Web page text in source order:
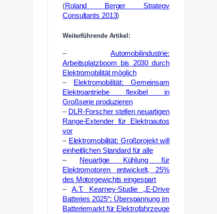
(Roland Berger Strategy
Consultants 2013)
Weiterführende Artikel:
– Automobilindustrie:
Arbeitsplatzboom bis 2030 durch
Elektromobilität möglich
–
Elektromobilität: Gemeinsam
Elektroantriebe flexibel in
Großserie produzieren
– DLR-Forscher stellen neuartigen
Range-Extender für Elektroautos
vor
– Elektromobilität: Großprojekt will
einheitlichen Standard für alle
–
Neuartige Kühlung für
Elektromotoren entwickelt, 25%
des Motorgewichts eingespart
– A.T. Kearney-Studie „E-Drive
Batteries 2025“: Überspannung im
Batteriemarkt für Elektrofahrzeuge